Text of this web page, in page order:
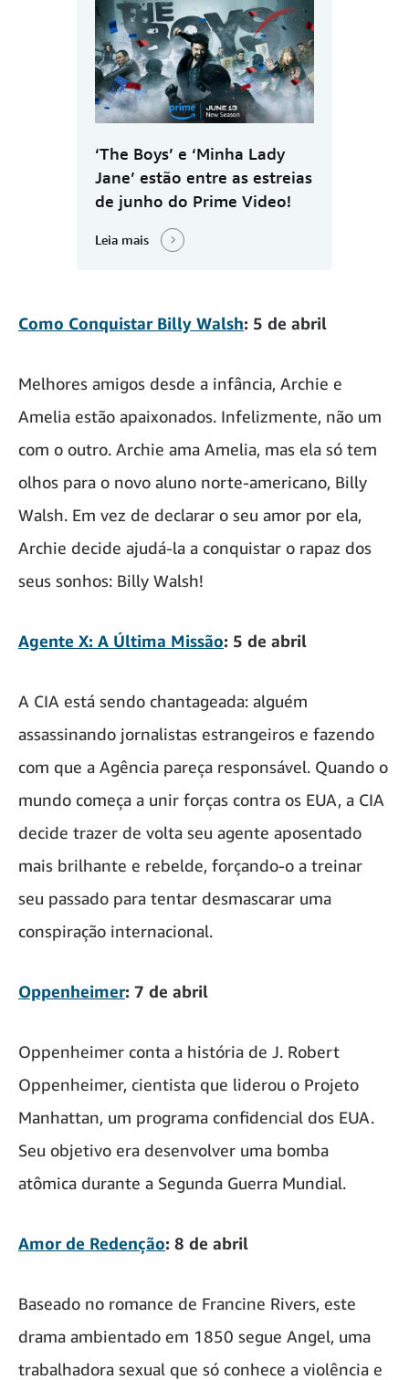
‘The Boys’ e ‘Minha Lady
Jane’ estão entre as estreias
de junho do Prime Video!
Leia mais
Como Conquistar Billy Walsh: 5 de abril
Melhores amigos desde a infância, Archie e
Amelia estão apaixonados. Infelizmente, não um
com o outro. Archie ama Amelia, mas ela só tem
olhos para o novo aluno norte-americano, Billy
Walsh. Em vez de declarar o seu amor por ela,
Archie decide ajudá-la a conquistar o rapaz dos
seus sonhos: Billy Walsh!
Agente X: A Última Missão: 5 de abril
A CIA está sendo chantageada: alguém
assassinando jornalistas estrangeiros e fazendo
com que a Agência pareça responsável. Quando o
mundo começa a unir forças contra os EUA, a CIA
decide trazer de volta seu agente aposentado
mais brilhante e rebelde, forçando-o a treinar
seu passado para tentar desmascarar uma
conspiração internacional.
Oppenheimer: 7 de abril
Oppenheimer conta a história de J. Robert
Oppenheimer, cientista que liderou o Projeto
Manhattan, um programa confidencial dos EUA.
Seu objetivo era desenvolver uma bomba
atômica durante a Segunda Guerra Mundial.
Amor de Redenção: 8 de abril
Baseado no romance de Francine Rivers, este
drama ambientado em 1850 segue Angel, uma
trabalhadora sexual que só conhece a violência e